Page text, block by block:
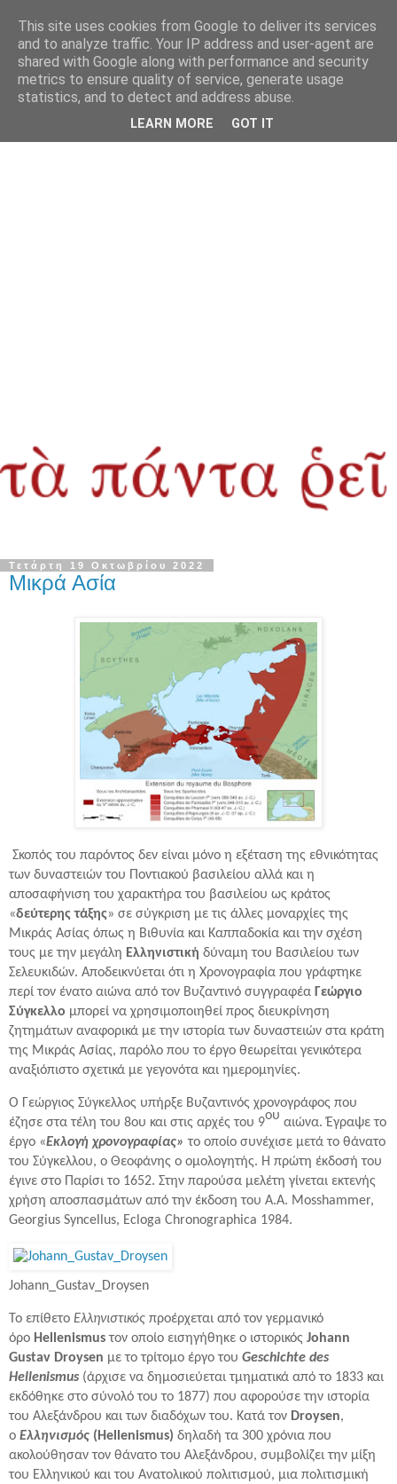
Τετάρτη 19 Οκτωβρίου 2022
Μικρά Ασία
Σκοπός του παρόντος δεν είναι μόνο η εξέταση της εθνικότητας
των δυναστειών του Ποντιακού βασιλείου αλλά και η
αποσαφήνιση του χαρακτήρα του βασιλείου ως κράτος
«δεύτερης τάξης» σε σύγκριση με τις άλλες μοναρχίες της
Μικράς Ασίας όπως η Βιθυνία και Καππαδοκία και την σχέση
τους με την μεγάλη Ελληνιστική δύναμη του Βασιλείου των
Σελευκιδών. Αποδεικνύεται ότι η Χρονογραφία που γράφτηκε
περί τον ένατο αιώνα από τον Βυζαντινό συγγραφέα Γεώργιο
Σύγκελλο μπορεί να χρησιμοποιηθεί προς διευκρίνηση
ζητημάτων αναφορικά με την ιστορία των δυναστειών στα κράτη
της Μικράς Ασίας, παρόλο που το έργο θεωρείται γενικότερα
αναξιόπιστο σχετικά με γεγονότα και ημερομηνίες.
Ο Γεώργιος Σύγκελλος υπήρξε Βυζαντινός χρονογράφος που
έζησε στα τέλη του 8ου και στις αρχές του 9ου αιώνα. Έγραψε το
έργο «Εκλογή χρονογραφίας» το οποίο συνέχισε μετά το θάνατο
του Σύγκελλου, ο Θεοφάνης ο ομολογητής. Η πρώτη έκδοσή του
έγινε στο Παρίσι το 1652. Στην παρούσα μελέτη γίνεται εκτενής
χρήση αποσπασμάτων από την έκδοση του A.A. Mosshammer,
Georgius Syncellus, Ecloga Chronographica 1984.
Johann_Gustav_Droysen
Το επίθετο Ελληνιστικός προέρχεται από τον γερμανικό
όρο Hellenismusτον οποίο εισηγήθηκε ο ιστορικός Johann
Gustav Droysen με το τρίτομο έργο του Geschichte des
Hellenismus (άρχισε να δημοσιεύεται τμηματικά από το 1833 και
εκδόθηκε στο σύνολό του το 1877) που αφορούσε την ιστορία
του Αλεξάνδρου και των διαδόχων του. Κατά τον Droysen,
ο Ελληνισμός (Hellenismus) δηλαδή τα 300 χρόνια που
ακολούθησαν τον θάνατο του Αλεξάνδρου, συμβολίζει την μίξη
του Ελληνικού και του Ανατολικού πολιτισμού, μια πολιτισμική
This site uses cookies from Google to deliver its services
and to analyze traffic. Your IP address and user-agent are
shared with Google along with performance and security
metrics to ensure quality of service, generate usage
statistics, and to detect and address abuse.
LEARN MORE GOT IT